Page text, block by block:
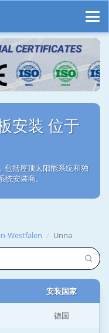
安装 位于
包括屋顶太阳能系统和独
安装商。
Westfalen Unna
安装国家
德国